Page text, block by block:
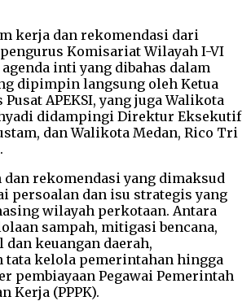
kerja dan rekomendasi dari
Komisariat Wilayah I-VI
agenda inti yang dibahas dalam
dipimpin langsung oleh Ketua
APEKSI, yang juga Walikota
didampingi Direktur Eksekutif
dan Walikota Medan, Rico Tri
dan rekomendasi yang dimaksud
persoalan dan isu strategis yang
wilayah perkotaan. Antara
sampah, mitigasi bencana,
keuangan daerah,
tata kelola pemerintahan hingga
pembiayaan Pegawai Pemerintah
Kerja (PPPK).